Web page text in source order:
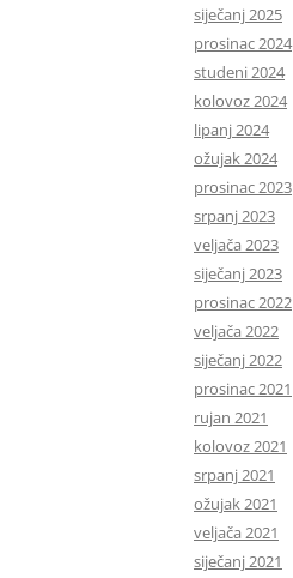
siječanj 2025
prosinac 2024
studeni 2024
kolovoz 2024
lipanj 2024
ožujak 2024
prosinac 2023
srpanj 2023
veljača 2023
siječanj 2023
prosinac 2022
veljača 2022
siječanj 2022
prosinac 2021
rujan 2021
kolovoz 2021
srpanj 2021
ožujak 2021
veljača 2021
siječanj 2021